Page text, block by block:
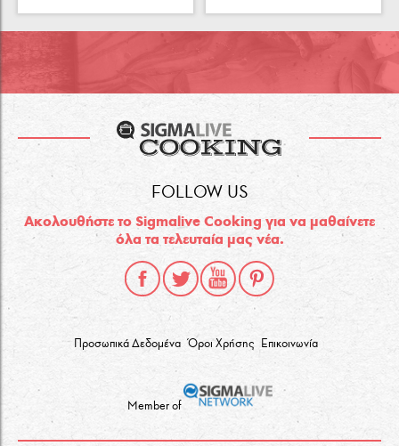
FOLLOW US
Ακολουθήστε το Sigmalive Cooking για να μαθαίνετε
όλα τα τελευταία μας νέα.
Προσωπικά Δεδομένα Όροι Χρήσης Επικοινωνία
Member of